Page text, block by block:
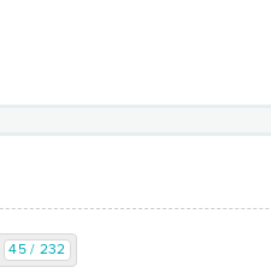
45 / 232